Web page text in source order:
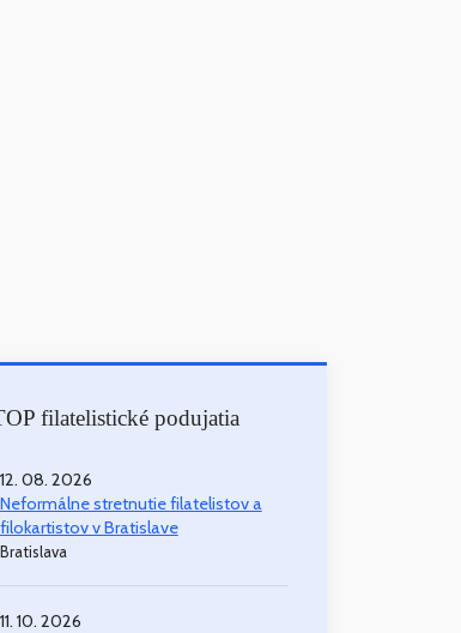
filatelistické podujatia
12. 08. 2026
Neformálne stretnutie filatelistov a
filokartistov v Bratislave
Bratislava
11. 10. 2026